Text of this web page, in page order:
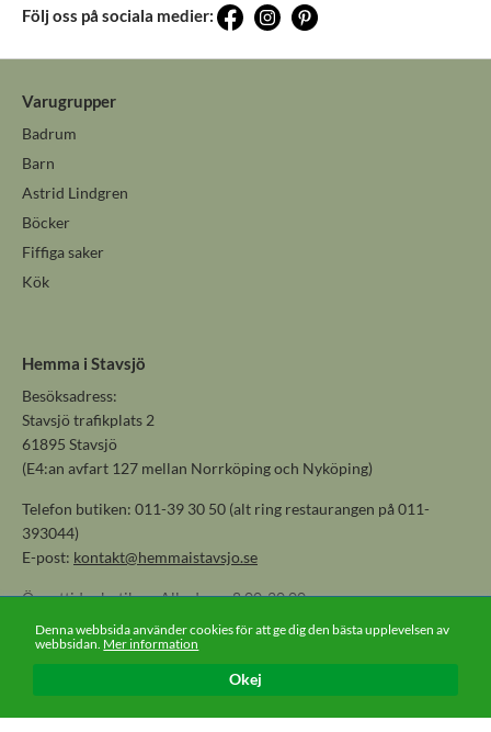
Okej
Denna webbsida använder cookies för att ge dig den bästa upplevelsen av
webbsidan. Mer information
Följ oss på sociala medier:
Varugrupper
Badrum
Barn
Astrid Lindgren
Böcker
Fiffiga saker
Kök
Hemma i Stavsjö
Besöksadress:
Stavsjö trafikplats 2
61895 Stavsjö
(E4:an avfart 127 mellan Norrköping och Nyköping)
Telefon butiken: 011-39 30 50 (alt ring restaurangen på 011-
393044)
E-post: kontakt@hemmaistavsjo.se
Öppettider butiken: Alla dagar 8.00-20.00